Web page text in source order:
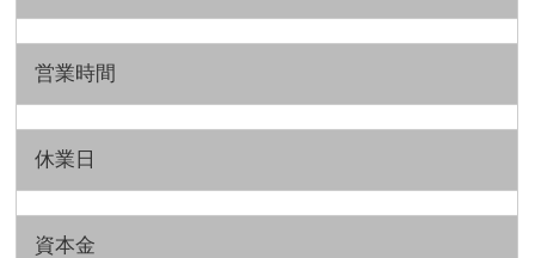
営業時間
休業日
資本金